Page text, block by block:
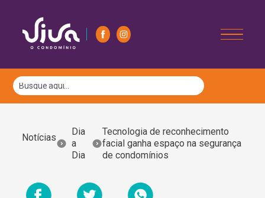
Notícias
Dia
a
Dia
Tecnologia de reconhecimento
facial ganha espaço na segurança
de condomínios